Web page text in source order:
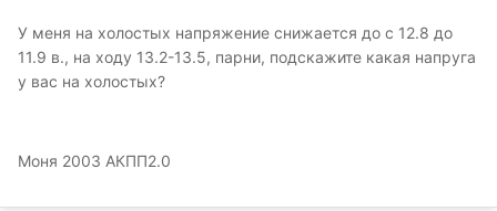
У меня на холостых напряжение снижается до с 12.8 до
11.9 в., на ходу 13.2-13.5, парни, подскажите какая напруга
у вас на холостых?
Моня 2003 АКПП2.0